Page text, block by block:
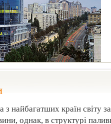
з найбагатших країн світу
однак, в структурі